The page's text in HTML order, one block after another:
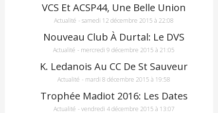
VCS Et ACSP44, Une Belle Union
Actualité - samedi 12 décembre 2015 à 22:08
Nouveau Club À Durtal: Le DVS
Actualité - mercredi 9 décembre 2015 à 21:05
K. Ledanois Au CC De St Sauveur
Actualité - mardi 8 décembre 2015 à 19:58
Trophée Madiot 2016: Les Dates
Actualité - vendredi 4 décembre 2015 à 13:07